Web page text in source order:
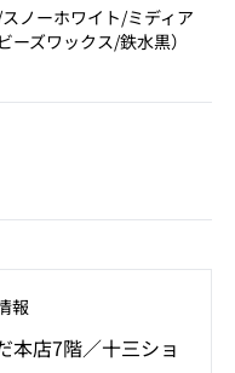
ノーホワイト/ミディア
ズワックス/鉄水黒）
報
本店7階／十三ショ